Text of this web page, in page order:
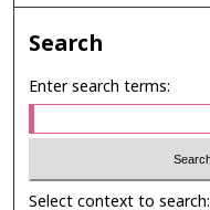
Search
Enter search terms:
Select context to search: